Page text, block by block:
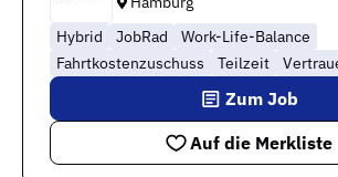
Hybrid
JobRad
Work-Life-Balance
Fahrtkostenzuschuss
Teilzeit
Auf die Merkliste
Zum Job